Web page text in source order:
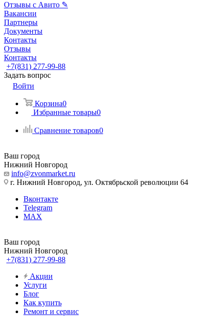
Отзывы с Авито ✎
Вакансии
Партнеры
Документы
Контакты
Отзывы
Контакты
+7(831) 277-99-88
Задать вопрос
Войти
Корзина0
Избранные товары0
Сравнение товаров0
Ваш город
Нижний Новгород
info@zvonmarket.ru
г. Нижний Новгород, ул. Октябрьской революции 64
Вконтакте
Telegram
MAX
Ваш город
Нижний Новгород
+7(831) 277-99-88
Акции
Услуги
Блог
Как купить
Ремонт и сервис